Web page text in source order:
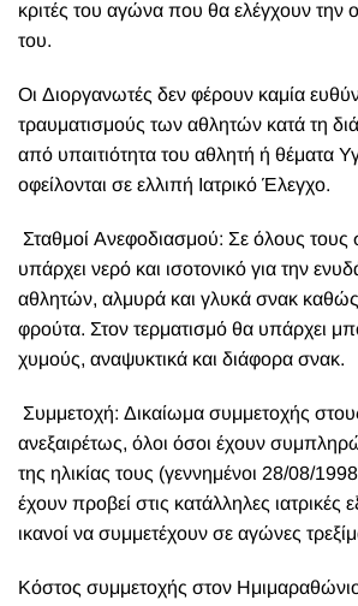
κριτές του αγώνα που θα ελέγχουν την
του.
Οι Διοργανωτές δεν φέρουν καμία
τραυματισμούς των αθλητών κατά τη
από υπαιτιότητα του αθλητή ή θέματα
οφείλονται σε ελλιπή Ιατρικό Έλεγχο.
Σταθμοί Ανεφοδιασμού: Σε όλους τους
υπάρχει νερό και ισοτονικό για την
αθλητών, αλμυρά και γλυκά σνακ
φρούτα. Στον τερματισμό θα υπάρχει
χυμούς, αναψυκτικά και διάφορα σνακ.
Συμμετοχή: Δικαίωμα συμμετοχής
ανεξαιρέτως, όλοι όσοι έχουν
της ηλικίας τους (γεννημένοι 28/08/
έχουν προβεί στις κατάλληλες ιατρικές
ικανοί να συμμετέχουν σε αγώνες
Κόστος συμμετοχής στον